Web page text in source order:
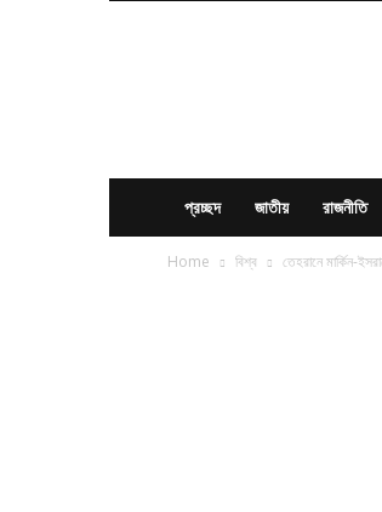
প্রচ্ছদ জাতীয় রাজনীতি
Home বিশ্ব তেহরানে মার্কিন-